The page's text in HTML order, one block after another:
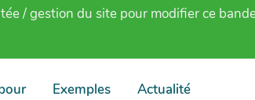
/ gestion du site pour modifier ce
Exemples Actualité